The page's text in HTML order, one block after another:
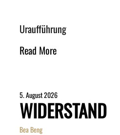
Uraufführung
Read More
5. August 2026
WIDERSTAND
Bea Beng